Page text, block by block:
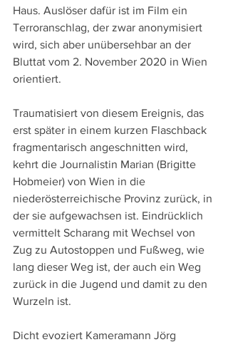
Haus. Auslöser dafür ist im Film ein
Terroranschlag, der zwar anonymisiert
wird, sich aber unübersehbar an der
Bluttat vom 2. November 2020 in Wien
orientiert.
Traumatisiert von diesem Ereignis, das
erst später in einem kurzen Flaschback
fragmentarisch angeschnitten wird,
kehrt die Journalistin Marian (Brigitte
Hobmeier) von Wien in die
niederösterreichische Provinz zurück, in
der sie aufgewachsen ist. Eindrücklich
vermittelt Scharang mit Wechsel von
Zug zu Autostoppen und Fußweg, wie
lang dieser Weg ist, der auch ein Weg
zurück in die Jugend und damit zu den
Wurzeln ist.
Dicht evoziert Kameramann Jörg